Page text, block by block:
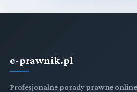
e-prawnik.pl
Profesjonalne porady prawne